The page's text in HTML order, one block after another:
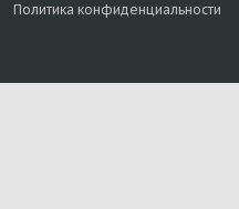
Политика конфиденциальности